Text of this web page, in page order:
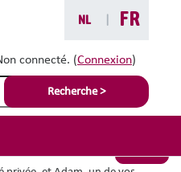
NL
FR
connecté. (Connexion)
Recherche >